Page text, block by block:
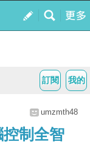
我的
訂閱
umzmth48
控制全智